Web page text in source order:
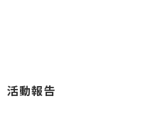
動報告